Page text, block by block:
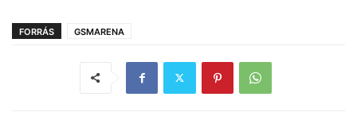
FORRÁS GSMARENA